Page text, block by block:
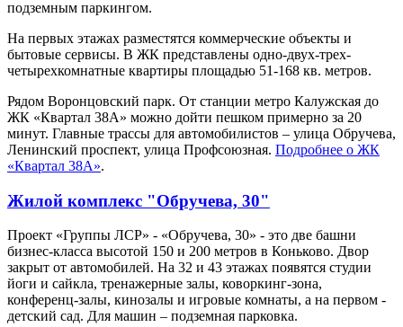
подземным паркингом.
На первых этажах разместятся коммерческие объекты и
бытовые сервисы. В ЖК представлены одно-двух-трех-
четырехкомнатные квартиры площадью 51-168 кв. метров.
Рядом Воронцовский парк. От станции метро Калужская до
ЖК «Квартал 38А» можно дойти пешком примерно за 20
минут. Главные трассы для автомобилистов – улица Обручева,
Ленинский проспект, улица Профсоюзная. Подробнее о ЖК
«Квартал 38А».
Жилой комплекс "Обручева, 30"
Проект «Группы ЛСР» - «Обручева, 30» - это две башни
бизнес-класса высотой 150 и 200 метров в Коньково. Двор
закрыт от автомобилей. На 32 и 43 этажах появятся студии
йоги и сайкла, тренажерные залы, коворкинг-зона,
конференц-залы, кинозалы и игровые комнаты, а на первом -
детский сад. Для машин – подземная парковка.